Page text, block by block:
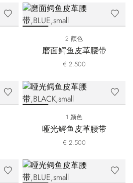
2 颜色
磨面鳄鱼皮革腰带
€ 2.500
1 颜色
哑光鳄鱼皮革腰带
€ 2.500